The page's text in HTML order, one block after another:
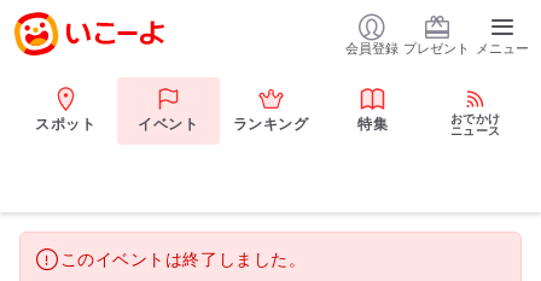
会員登録 プレゼント メニュー
スポット イベント ランキング 特集
おでかけ
ニュース
このイベントは終了しました。